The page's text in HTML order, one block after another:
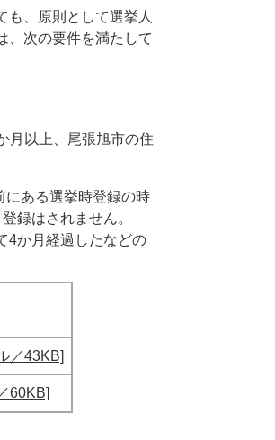
も、原則として選挙人
、次の要件を満たして
月以上、尾張旭市の住
にある選挙時登録の時
録はされません。
4か月経過したなどの
／43KB]
60KB]